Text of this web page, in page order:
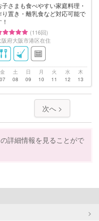
子さまも食べやすい家庭料理・
り置き・離乳食など対応可能で
(116回)
阪府大阪市港区在住
金
07
土
08
日
09
月
10
火
11
水
12
木
13
次へ >
詳細情報を見ることがで